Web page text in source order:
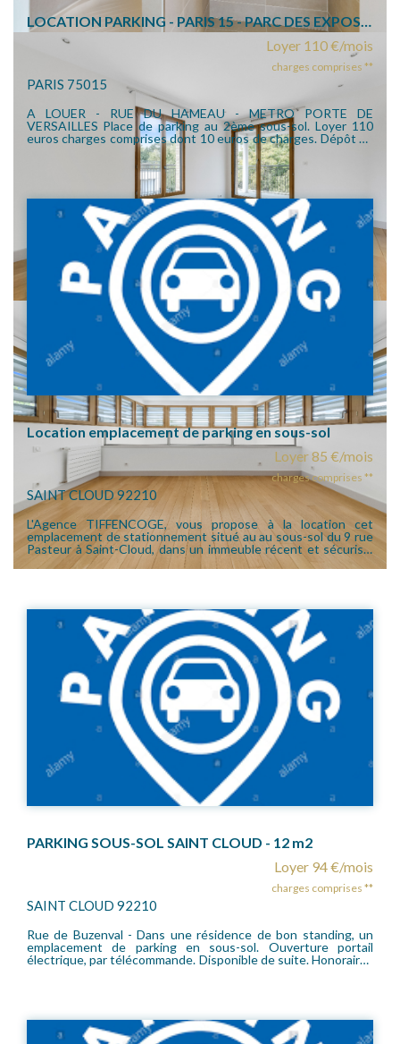
LOCATION PARKING - PARIS 15 - PARC DES EXPOSITIONS
Loyer 110 €/mois
charges comprises **
PARIS 75015
A LOUER - RUE DU HAMEAU - METRO PORTE DE
VERSAILLES Place de parking au 2ème sous-sol. Loyer 110
euros charges comprises dont 10 euros de charges. Dépôt de
Garantie 200 euros.
Location emplacement de parking en sous-sol
Loyer 85 €/mois
charges comprises **
SAINT CLOUD 92210
L'Agence TIFFENCOGE, vous propose à la location cet
emplacement de stationnement situé au au sous-sol du 9 rue
Pasteur à Saint-Cloud, dans un immeuble récent et sécurisé.
Pour citadine ou 2 roues Honoraires location 125€ TTC par
PARKING SOUS-SOL SAINT CLOUD - 12 m2
Loyer 94 €/mois
charges comprises **
SAINT CLOUD 92210
Rue de Buzenval - Dans une résidence de bon standing, un
emplacement de parking en sous-sol. Ouverture portail
électrique, par télécommande. Disponible de suite. Honoraires